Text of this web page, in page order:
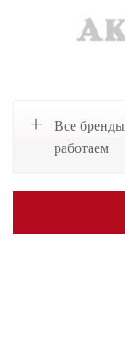
Все
работаем